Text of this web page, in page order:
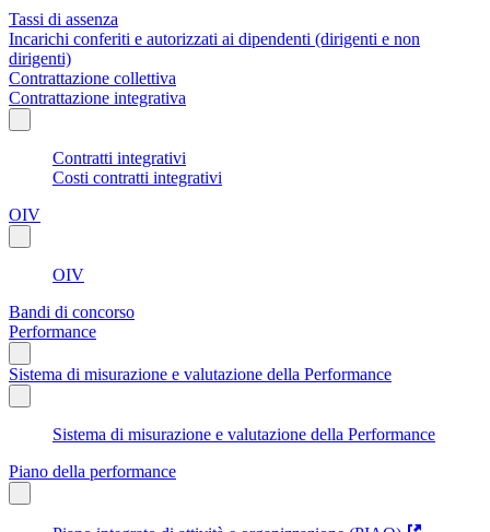
Tassi di assenza
Incarichi conferiti e autorizzati ai dipendenti (dirigenti e non
dirigenti)
Contrattazione collettiva
Contrattazione integrativa
Contratti integrativi
Costi contratti integrativi
OIV
OIV
Bandi di concorso
Performance
Sistema di misurazione e valutazione della Performance
Sistema di misurazione e valutazione della Performance
Piano della performance